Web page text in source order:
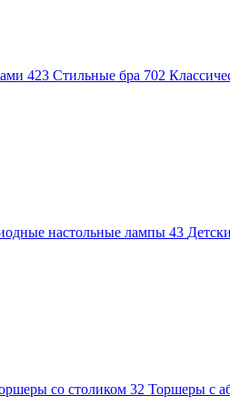
423 Стильные бра 702
настольные лампы 43
со столиком 32 Торшеры с